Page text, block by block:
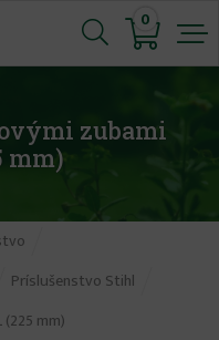
0
zubami
mm)
Príslušenstvo Stihl
mm)